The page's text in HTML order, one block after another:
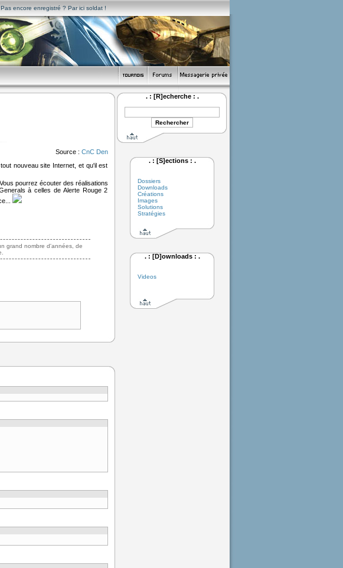
Pas encore enregistré ? Par ici soldat !
Source : CnC Den
nouveau site Internet, et qu'il est
pourrez écouter des réalisations
à celles de Alerte Rouge 2
grand nombre d'années, de
. : [R]echerche : .
. : [S]ections : .
Dossiers
Downloads
Créations
Images
Solutions
Stratégies
. : [D]ownloads : .
Videos